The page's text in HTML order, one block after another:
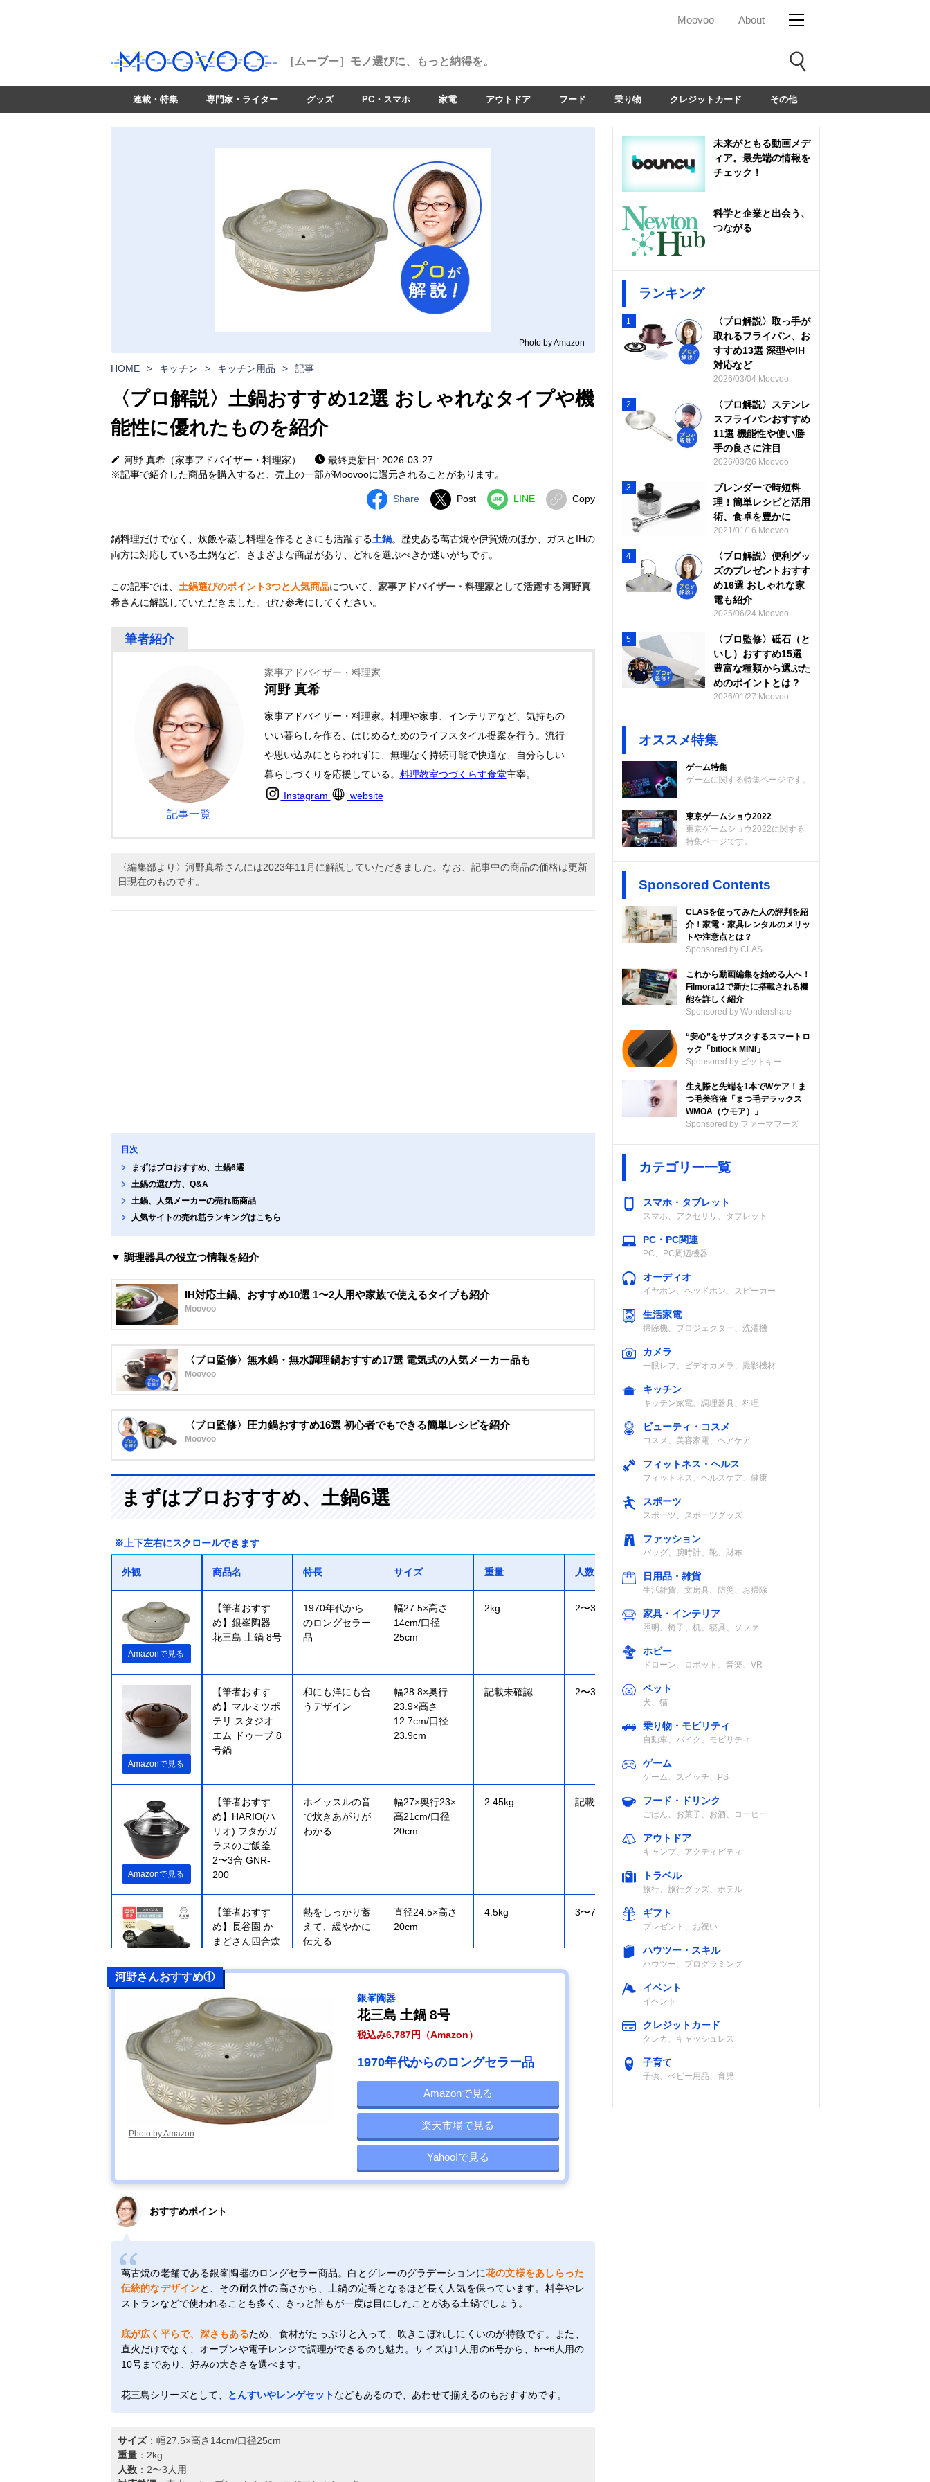
Moovoo About
［ムーブー］ モノ選びに、もっと納得を。
連載・特集 専門家・ライター グッズ PC・スマホ 家電 アウトドア フード 乗り物 クレジットカード その他
Photo by Amazon
HOME > キッチン > キッチン用品 > 記事
〈プロ解説〉土鍋おすすめ12選 おしゃれなタイプや機
能性に優れたものを紹介
河野 真希（家事アドバイザー・料理家）
最終更新日: 2026-03-27
※記事で紹介した商品を購入すると、売上の一部がMoovooに還元されることがあります。
Share Post LINE Copy
鍋料理だけでなく、炊飯や蒸し料理を作るときにも活躍する土鍋。歴史ある萬古焼や伊賀焼のほか、ガスとIHの
両方に対応している土鍋など、さまざまな商品があり、どれを選ぶべきか迷いがちです。
この記事では、 土鍋選びのポイント3つと人気商品について、 家事アドバイザー・料理家として活躍する河野真
希さんに解説していただきました。ぜひ参考にしてください。
記事一覧
家事アドバイザー・料理家
河野 真希
家事アドバイザー・料理家。料理や家事、インテリアなど、気持ちの
いい暮らしを作る、はじめるためのライフスタイル提案を行う。流行
や思い込みにとらわれずに、無理なく持続可能で快適な、自分らしい
暮らしづくりを応援している。 料理教室つづくらす食堂主宰。
Instagram
website
〈編集部より〉河野真希さんには2023年11月に解説していただきました。なお、記事中の商品の価格は更新
日現在のものです。
目次
まずはプロおすすめ、土鍋6選
土鍋の選び方、Q&A
土鍋、人気メーカーの売れ筋商品
人気サイトの売れ筋ランキングはこちら
▼ 調理器具の役立つ情報を紹介
IH対応土鍋、おすすめ10選 1〜2人用や家族で使えるタイプも紹介
Moovoo
〈プロ監修〉無水鍋・無水調理鍋おすすめ17選 電気式の人気メーカー品も
Moovoo
〈プロ監修〉圧力鍋おすすめ16選 初心者でもできる簡単レシピを紹介
Moovoo
まずはプロおすすめ、土鍋6選
※上下左右にスクロールできます
外観 商品名 特長 サイズ 重量 人数 対応熱源
Amazonで見る
【筆者おすす
め】銀峯陶器
花三島 土鍋 8号
1970年代から
のロングセラー
品
幅27.5×高さ
14cm/口径
25cm
2kg 2〜3人用
直火・オーブ
ン・レンジ・ラ
ー
Amazonで見る
【筆者おすす
め】マルミツポ
テリ スタジオ
エム ドゥーブ 8
号鍋
和にも洋にも合
うデザイン
幅28.8×奥行
23.9×高さ
12.7cm/口径
23.9cm
記載未確認 2〜3人用
直火・オーブ
ン・レンジ
Amazonで見る
【筆者おすす
め】HARIO(ハ
リオ) フタがガ
ラスのご飯釜
2〜3合 GNR-
200
ホイッスルの音
で炊きあがりが
わかる
幅27×奥行23×
高21cm/口径
20cm
2.45kg 記載未確認 直火・レンジ
楽天市場で見る
【筆者おすす
め】長谷園 か
まどさん四合炊
熱をしっかり蓄
えて、緩やかに
伝える
直径24.5×高さ
20cm
4.5kg 3〜7人用 直火・オーブン
Amazonで見る
【筆者おすす
め】キントー
(KINTO)
KAKOMI IH土鍋
2.5L
IHやオーブンな
どさまざまな熱
源に対応
幅31.5×高さ
14.5cm/直径
直火・IH・オー
ブン・レンジ・
ー・ラジエント
ヒーター
Amazonで見る
【筆者おすす
家庭で気軽に使
幅29.2×高さ
9.5cm/口径
24.5cm
1.22kg
河野さんおすすめ①
Photo by Amazon
銀峯陶器
花三島 土鍋 8号
税込み6,787円（Amazon）
1970年代からのロングセラー品
Amazonで見る
楽天市場で見る
Yahoo!で見る
おすすめポイント
萬古焼の老舗である銀峯陶器のロングセラー商品。白とグレーのグラデーションに花の文様をあしらった
伝統的なデザインと、その耐久性の高さから、土鍋の定番となるほど長く人気を保っています。料亭やレ
ストランなどで使われることも多く、きっと誰もが一度は目にしたことがある土鍋でしょう。
底が広く平らで、深さもあるため、食材がたっぷりと入って、吹きこぼれしにくいのが特徴です。また、
直火だけでなく、オーブンや電子レンジで調理ができるのも魅力。サイズは1人用の6号から、5〜6人用の
10号まであり、好みの大きさを選べます。
花三島シリーズとして、 とんすいやレンゲセットなどもあるので、あわせて揃えるのもおすすめです。
サイズ：幅27.5×高さ14cm/口径25cm
重量：2kg
人数：2〜3人用
未来がともる動画メデ
ィア。最先端の情報を
チェック！
科学と企業と出会う、
つながる
ランキング
1
〈プロ解説〉取っ手が
取れるフライパン、お
すすめ13選 深型やIH
対応など
2026/03/04 Moovoo
2
〈プロ解説〉ステンレ
スフライパンおすすめ
11選 機能性や使い勝
手の良さに注目
2026/03/26 Moovoo
3
ブレンダーで時短料
理！簡単レシピと活用
術、食卓を豊かに
2021/01/16 Moovoo
4
〈プロ解説〉便利グッ
ズのプレゼントおすす
め16選 おしゃれな家
電も紹介
2025/06/24 Moovoo
5
〈プロ監修〉砥石（と
いし）おすすめ15選
豊富な種類から選ぶた
めのポイントとは？
2026/01/27 Moovoo
オススメ特集
ゲーム特集
ゲームに関する特集ページです。
東京ゲームショウ2022
東京ゲームショウ2022に関する
特集ページです。
Sponsored Contents
CLASを使ってみた人の評判を紹
介！家電・家具レンタルのメリッ
トや注意点とは？
Sponsored by CLAS
これから動画編集を始める人へ！
Filmora12で新たに搭載される機
能を詳しく紹介
Sponsored by Wondershare
“安心”をサブスクするスマートロ
ック「bitlock MINI」
Sponsored by ビットキー
生え際と先端を1本でWケア！ま
つ毛美容液「まつ毛デラックス
WMOA（ウモア）」
Sponsored by ファーマフーズ
カテゴリー一覧
スマホ・タブレット
スマホ、アクセサリ、タブレット
PC・PC関連
PC、PC周辺機器
オーディオ
イヤホン、ヘッドホン、スピーカー
生活家電
掃除機、プロジェクター、洗濯機
カメラ
一眼レフ、ビデオカメラ、撮影機材
キッチン
キッチン家電、調理器具、料理
ビューティ・コスメ
コスメ、美容家電、ヘアケア
フィットネス・ヘルス
フィットネス、ヘルスケア、健康
スポーツ
スポーツ、スポーツグッズ
ファッション
バッグ、腕時計、靴、財布
日用品・雑貨
生活雑貨、文房具、防災、お掃除
家具・インテリア
照明、椅子、机、寝具、ソファ
ホビー
ドローン、ロボット、音楽、VR
ペット
犬、猫
乗り物・モビリティ
自動車、バイク、モビリティ
ゲーム
ゲーム、スイッチ、PS
フード・ドリンク
ごはん、お菓子、お酒、コーヒー
アウトドア
キャンプ、アクティビティ
トラベル
旅行、旅行グッズ、ホテル
ギフト
プレゼント、お祝い
ハウツー・スキル
ハウツー、プログラミング
イベント
イベント
クレジットカード
クレカ、キャッシュレス
子育て
子供、ベビー用品、育児